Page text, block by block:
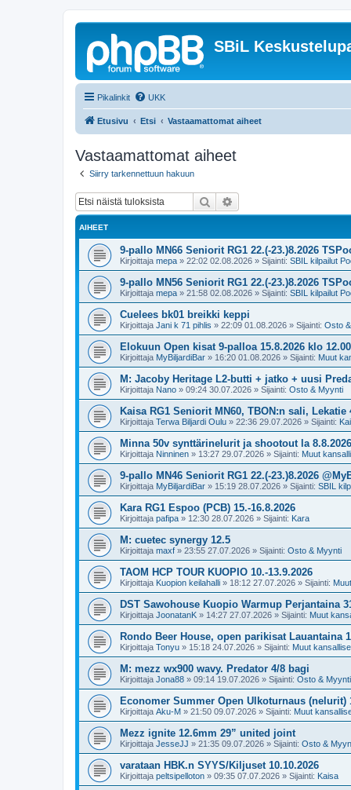
SBiL
Pikalinkit UKK
Etusivu Etsi Vastaamattomat aiheet
Vastaamattomat aiheet
Siirry tarkennettuun hakuun
Etsi
AIHEET
9-pallo MN66 Seniorit RG1 22.(-23.)8.2026
Kirjoittaja mepa » 22:02 02.08.2026 » Sijainti: SBIL kilpailut
9-pallo MN56 Seniorit RG1 22.(-23.)8.2026
Kirjoittaja mepa » 21:58 02.08.2026 » Sijainti: SBIL kilpailut
Cuelees bk01 breikki keppi
Kirjoittaja Jani k 71 pihlis » 22:09 01.08.2026 » Sijainti: Osto
Elokuun Open kisat 9-palloa 15.8.2026 klo
Kirjoittaja MyBiljardiBar » 16:20 01.08.2026 » Sijainti: Muut
M: Jacoby Heritage L2-butti + jatko + uusi
Kirjoittaja Nano » 09:24 30.07.2026 » Sijainti: Osto & Myynti
Kaisa RG1 Seniorit MN60, TBON:n sali, Lekatie
Kirjoittaja Terwa Biljardi Oulu » 22:36 29.07.2026 » Sijainti:
Minna 50v synttärinelurit ja shootout la
Kirjoittaja Ninninen » 13:27 29.07.2026 » Sijainti: Muut
9-pallo MN46 Seniorit RG1 22.(-23.)8.2026
Kirjoittaja MyBiljardiBar » 15:19 28.07.2026 » Sijainti: SBIL
Kara RG1 Espoo (PCB) 15.-16.8.2026
Kirjoittaja pafipa » 12:30 28.07.2026 » Sijainti: Kara
M: cuetec synergy 12.5
Kirjoittaja maxf » 23:55 27.07.2026 » Sijainti: Osto & Myynti
TAOM HCP TOUR KUOPIO 10.-13.9.2026
Kirjoittaja Kuopion keilahalli » 18:12 27.07.2026 » Sijainti:
DST Sawohouse Kuopio Warmup Perjantaina
Kirjoittaja JoonatanK » 14:27 27.07.2026 » Sijainti: Muut
Rondo Beer House, open parikisat Lauantaina
Kirjoittaja Tonyu » 15:18 24.07.2026 » Sijainti: Muut
M: mezz wx900 wavy. Predator 4/8 bagi
Kirjoittaja Jona88 » 09:14 19.07.2026 » Sijainti: Osto & Myynti
Economer Summer Open Ulkoturnaus (nelurit)
Kirjoittaja Aku-M » 21:50 09.07.2026 » Sijainti: Muut
Mezz ignite 12.6mm 29” united joint
Kirjoittaja JesseJJ » 21:35 09.07.2026 » Sijainti: Osto &
varataan HBK.n SYYS/Kiljuset 10.10.2026
Kirjoittaja peltsipelloton » 09:35 07.07.2026 » Sijainti: Kaisa